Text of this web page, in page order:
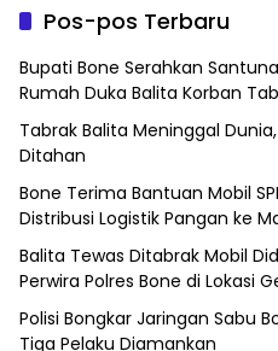
Pos-pos Terbaru
Bupati Bone Serahkan
Rumah Duka Balita Korban
Tabrak Balita Meninggal
Ditahan
Bone Terima Bantuan Mobil
Distribusi Logistik Pangan ke
Balita Tewas Ditabrak Mobil
Perwira Polres Bone di Lokasi
Polisi Bongkar Jaringan Sabu
Tiga Pelaku Diamankan